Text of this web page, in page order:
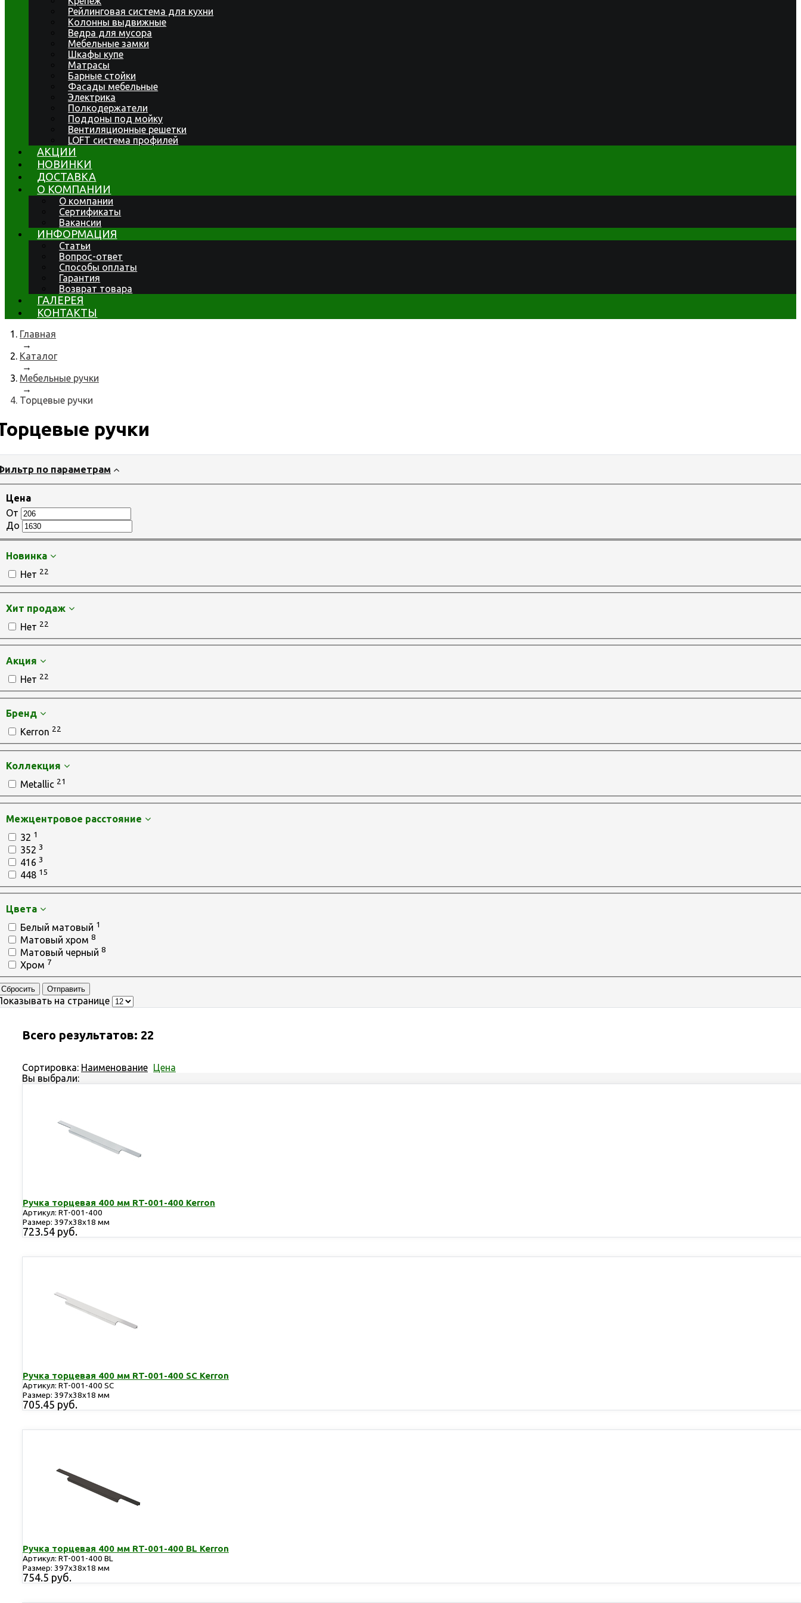
Рейлинговая система для кухни
Колонны выдвижные
Ведра для мусора
Мебельные замки
Шкафы купе
Матрасы
Барные стойки
Фасады мебельные
Электрика
Полкодержатели
Поддоны под мойку
Вентиляционные решетки
LOFT система профилей
АКЦИИ
НОВИНКИ
ДОСТАВКА
О КОМПАНИИ
О компании
Сертификаты
Вакансии
ИНФОРМАЦИЯ
Статьи
Вопрос-ответ
Способы оплаты
Гарантия
Возврат товара
ГАЛЕРЕЯ
КОНТАКТЫ
Главная
→
Каталог
→
Мебельные ручки
→
Торцевые ручки
ручки
по параметрам
Цена
От
До
Новинка
Нет 22
Хит продаж
Нет 22
Акция
Нет 22
Бренд
Kerron 22
Коллекция
Metallic 21
Межцентровое расстояние
32 1
352 3
416 3
448 15
Цвета
Белый матовый 1
Матовый хром 8
Матовый черный 8
Хром 7
Сбросить Отправить
на странице
Всего результатов: 22
Сортировка: Наименование Цена
Вы выбрали:
Ручка торцевая 400 мм RT-001-400 Kerron
Артикул: RT-001-400
Размер: 397х38х18 мм
723.54 руб.
Ручка торцевая 400 мм RT-001-400 SC Kerron
Артикул: RT-001-400 SC
Размер: 397х38х18 мм
705.45 руб.
Ручка торцевая 400 мм RT-001-400 BL Kerron
Артикул: RT-001-400 BL
Размер: 397х38х18 мм
754.5 руб.